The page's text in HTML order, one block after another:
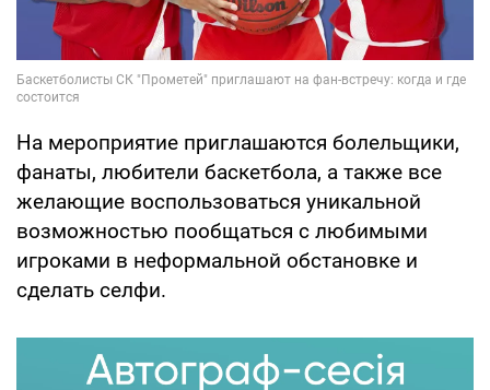
На мероприятие приглашаются болельщики,
фанаты, любители баскетбола, а также все
желающие воспользоваться уникальной
возможностью пообщаться с любимыми
игроками в неформальной обстановке и
сделать селфи.